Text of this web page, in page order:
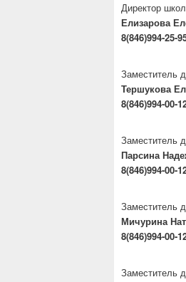
Директор
Елизарова
8(846)994-25-
Заместитель
Тершукова
8(846)994-00-
Заместитель
Парсина
8(846)994-00-
Заместитель
Мичурина
8(846)994-00-
Заместитель